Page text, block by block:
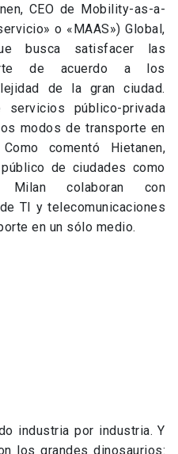
CEO de Mobility-as-a-
o «MAAS») Global,
busca satisfacer las
de acuerdo a los
de la gran ciudad.
público-privada
modos de transporte en
comentó Hietanen,
de ciudades como
Milan colaboran con
TI y telecomunicaciones
en un sólo medio.
industria por industria. Y
los grandes dinosaurios: